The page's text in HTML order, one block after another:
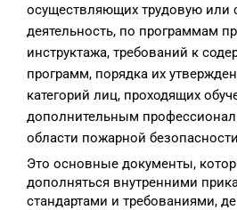
осуществляющих трудовую или
деятельность, по программам
инструктажа, требований к
программ, порядка их
категорий лиц, проходящих
дополнительным
области пожарной
Это основные документы,
дополняться внутренними
стандартами и требованиями,